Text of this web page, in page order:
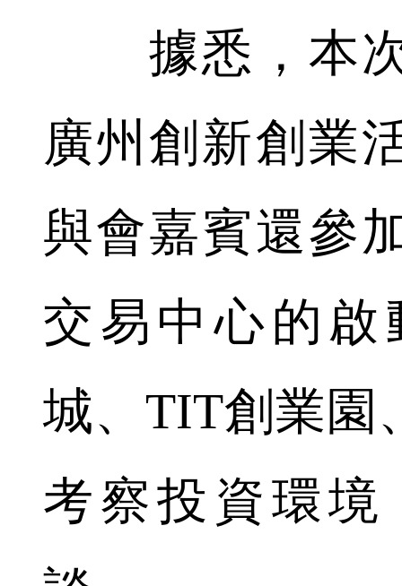
據悉，本次
廣州創新創業
與會嘉賓還參
交易中心的
城、TIT創業園
考察投資環